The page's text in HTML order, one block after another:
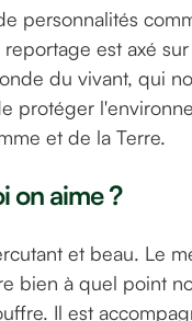
personnalités
est axé
du vivant, qui
protéger
et de la Terre.
on aime ?
et beau. Le
bien à quel point
Il est